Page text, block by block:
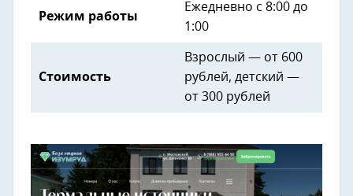
Режим работы
Ежедневно с 8:00 до
1:00
Стоимость
Взрослый — от 600
рублей, детский —
от 300 рублей